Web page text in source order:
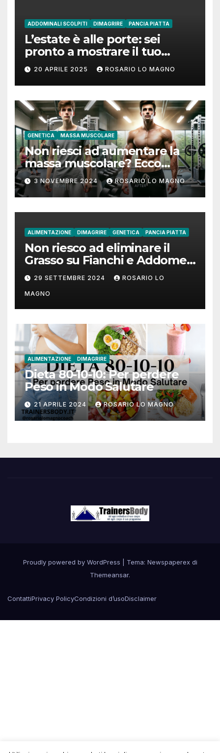
ADDOMINALI SCOLPITI DIMAGRIRE PANCIA PIATTA
L’estate è alle porte: sei
pronto a mostrare il tuo
addome piatto?
20 APRILE 2025 ROSARIO LO MAGNO
GENETICA MASSA MUSCOLARE
Non riesci ad aumentare la
massa muscolare? Ecco
come fare!
3 NOVEMBRE 2024 ROSARIO LO MAGNO
ALIMENTAZIONE DIMAGRIRE GENETICA PANCIA PIATTA
Non riesco ad eliminare il
Grasso su Fianchi e Addome:
cause e rimedi
29 SETTEMBRE 2024 ROSARIO LO
MAGNO
ALIMENTAZIONE DIMAGRIRE
Dieta 80-10-10: Per perdere
Peso in Modo Salutare
21 APRILE 2024 ROSARIO LO MAGNO
Proudly powered by WordPress
Tema: Newspaperex di
Themeansar.
ContattiPrivacy PolicyCondizioni d’usoDisclaimer